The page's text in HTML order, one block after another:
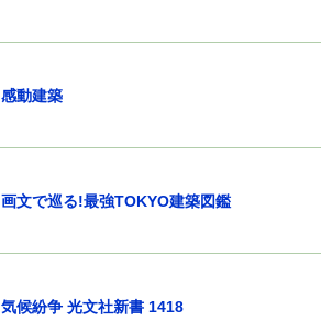
感動建築
画文で巡る!最強TOKYO建築図鑑
気候紛争 光文社新書 1418